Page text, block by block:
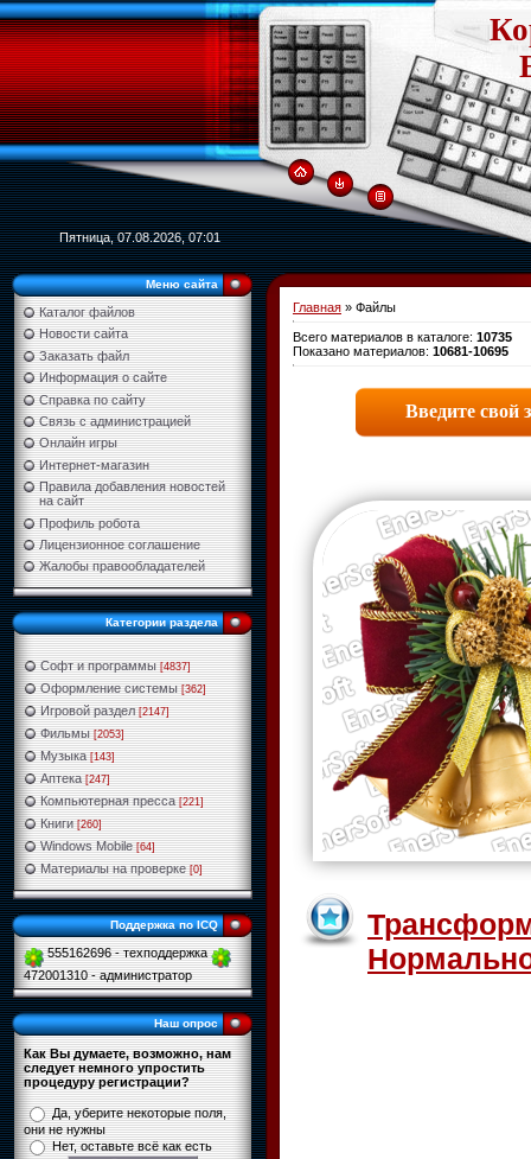
Пятница, 07.08.2026, 07:01
Меню сайта
Каталог файлов
Новости сайта
Заказать файл
Информация о сайте
Справка по сайту
Связь с администрацией
Онлайн игры
Интернет-магазин
Правила добавления новостей
на сайт
Профиль робота
Лицензионное соглашение
Жалобы правообладателей
Категории раздела
Софт и программы [4837]
Оформление системы [362]
Игровой раздел [2147]
Фильмы [2053]
Музыка [143]
Аптека [247]
Компьютерная пресса [221]
Книги [260]
Windows Mobile [64]
Материалы на проверке [0]
Поддержка по ICQ
555162696 - техподдержка
472001310 - администратор
Наш опрос
Как Вы думаете, возможно, нам
следует немного упростить
процедуру регистрации?
Да, уберите некоторые поля,
они не нужны
Нет, оставьте всё как есть
Главная » Файлы
Всего материалов в каталоге: 10735
Показано материалов: 10681-10695